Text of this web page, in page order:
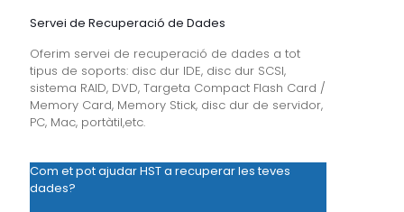
Servei de Recuperació de Dades
Oferim servei de recuperació de dades a tot
tipus de soports: disc dur IDE, disc dur SCSI,
sistema RAID, DVD, Targeta Compact Flash Card /
Memory Card, Memory Stick, disc dur de servidor,
PC, Mac, portàtil,etc.
Com et pot ajudar HST a recuperar les teves
dades?